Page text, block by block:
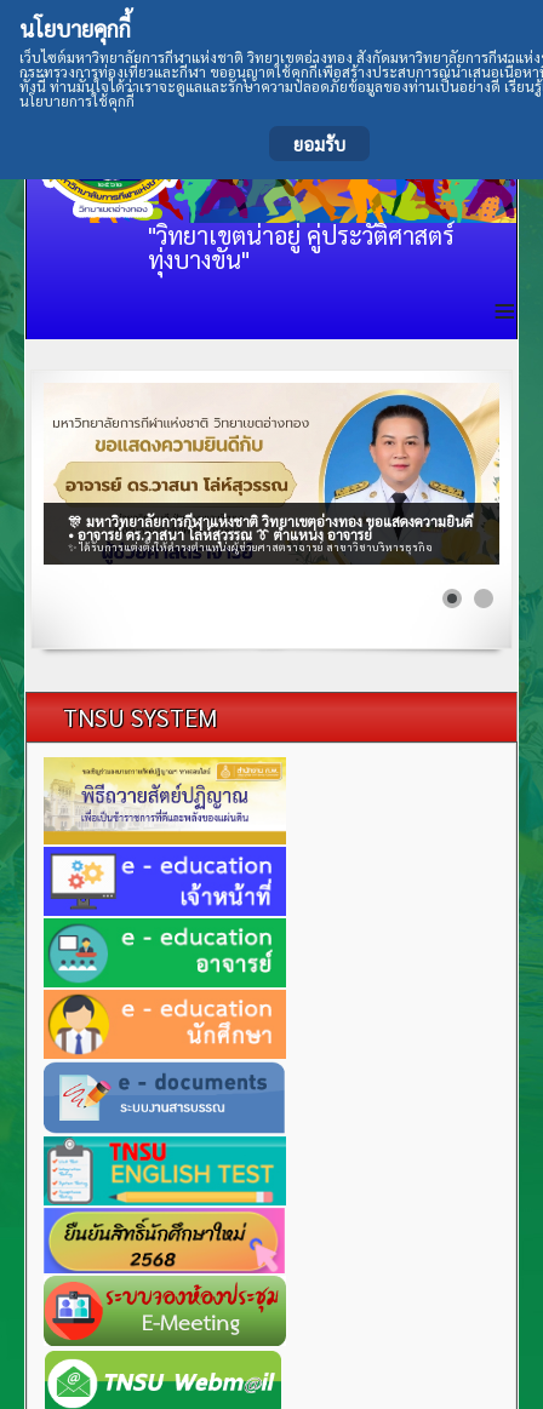
"วิทยาเขตน่าอยู่ คู่ประวัติศาสตร์
ทุ่งบางขัน"
≡
🎊 มหาวิทยาลัยการกีฬาแห่งชาติ วิทยาเขตอ่างทอง ขอแสดงความยินดี
• อาจารย์ ดร.วาสนา โล่ห์สุวรรณ 👔 ตำแหน่ง อาจารย์
✨ ได้รับการแต่งตั้งให้ดำรงตำแหน่งผู้ช่วยศาสตราจารย์ สาขาวิชาบริหารธุรกิจ
TNSU SYSTEM
นโยบายคุกกี้
เว็บไซต์มหาวิทยาลัยการกีฬาแห่งชาติ วิทยาเขตอ่างทอง สังกัดมหาวิทยาลัยการกีฬาแห่
กระทรวงการท่องเที่ยวและกีฬา ขออนุญาตใช้คุกกี้เพื่อสร้างประสบการณ์นำเสนอเนื้อห
ทั้งนี้ ท่านมั่นใจได้ว่าเราจะดูแลและรักษาความปลอดภัยข้อมูลของท่านเป็นอย่างดี เรียน
นโยบายการใช้คุกกี้
ยอมรับ